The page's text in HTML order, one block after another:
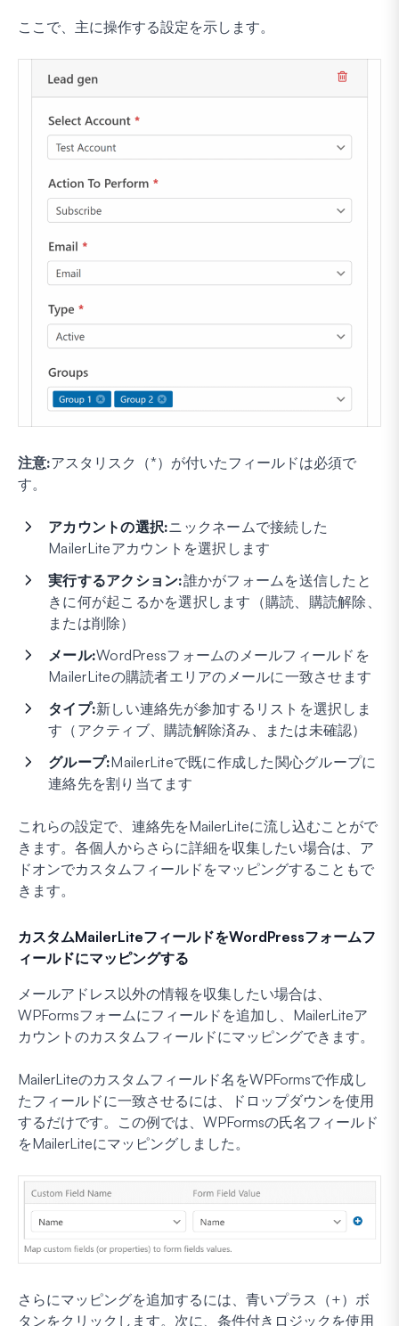
ここで、主に操作する設定を示します。
注意:アスタリスク（*）が付いたフィールドは必須で
す。
アカウントの選択:ニックネームで接続した
MailerLiteアカウントを選択します
実行するアクション:誰かがフォームを送信したと
きに何が起こるかを選択します（購読、購読解除、
または削除）
メール:WordPressフォームのメールフィールドを
MailerLiteの購読者エリアのメールに一致させます
タイプ:新しい連絡先が参加するリストを選択しま
す（アクティブ、購読解除済み、または未確認）
グループ:MailerLiteで既に作成した関心グループに
連絡先を割り当てます
これらの設定で、連絡先をMailerLiteに流し込むことがで
きます。各個人からさらに詳細を収集したい場合は、ア
ドオンでカスタムフィールドをマッピングすることもで
きます。
カスタムMailerLiteフィールドをWordPressフォームフ
ィールドにマッピングする
メールアドレス以外の情報を収集したい場合は、
WPFormsフォームにフィールドを追加し、MailerLiteア
カウントのカスタムフィールドにマッピングできます。
MailerLiteのカスタムフィールド名をWPFormsで作成し
たフィールドに一致させるには、ドロップダウンを使用
するだけです。この例では、WPFormsの氏名フィールド
をMailerLiteにマッピングしました。
さらにマッピングを追加するには、青いプラス（+）ボ
タンをクリックします。次に、条件付きロジックを使用